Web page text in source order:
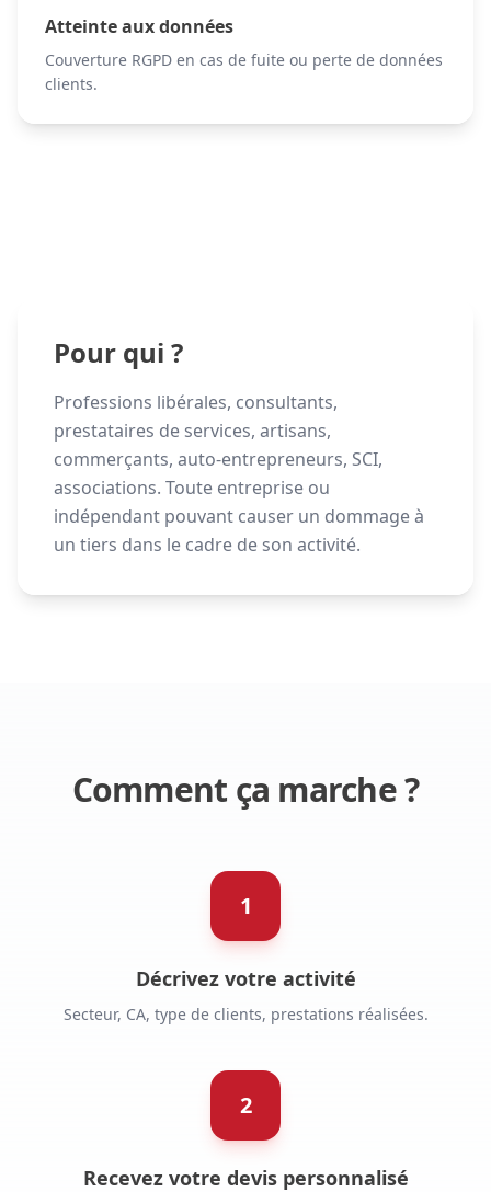
Atteinte aux données
Couverture RGPD en cas de fuite ou perte de données
clients.
Pour qui ?
Professions libérales, consultants,
prestataires de services, artisans,
commerçants, auto-entrepreneurs, SCI,
associations. Toute entreprise ou
indépendant pouvant causer un dommage à
un tiers dans le cadre de son activité.
Comment ça marche ?
1
Décrivez votre activité
Secteur, CA, type de clients, prestations réalisées.
2
Recevez votre devis personnalisé